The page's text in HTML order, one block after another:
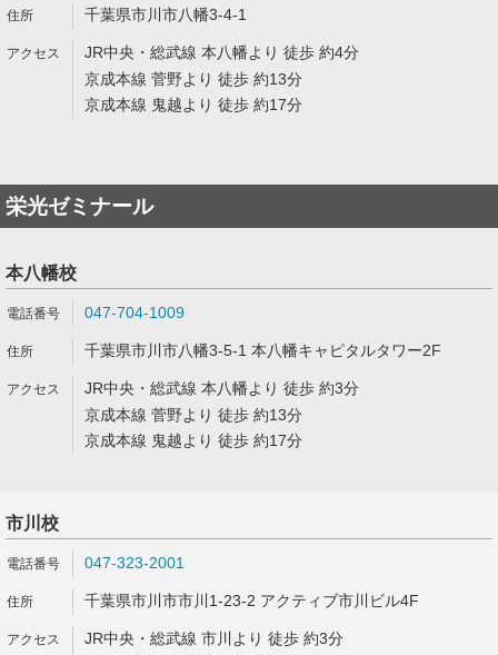
千葉県市川市八幡3-4-1
JR中央・総武線 本八幡より 徒歩 約4分
京成本線 菅野より 徒歩 約13分
京成本線 鬼越より 徒歩 約17分
栄光ゼミナール
本八幡校
047-704-1009
千葉県市川市八幡3-5-1 本八幡キャピタルタワー2F
JR中央・総武線 本八幡より 徒歩 約3分
京成本線 菅野より 徒歩 約13分
京成本線 鬼越より 徒歩 約17分
市川校
047-323-2001
千葉県市川市市川1-23-2 アクティブ市川ビル4F
JR中央・総武線 市川より 徒歩 約3分